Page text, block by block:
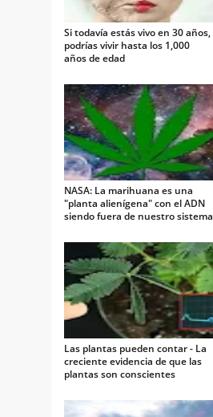
Si todavía estás vivo en 30 años,
podrías vivir hasta los 1,000
años de edad
NASA: La marihuana es una
"planta alienígena" con el ADN
siendo fuera de nuestro sistema
Las plantas pueden contar - La
creciente evidencia de que las
plantas son conscientes